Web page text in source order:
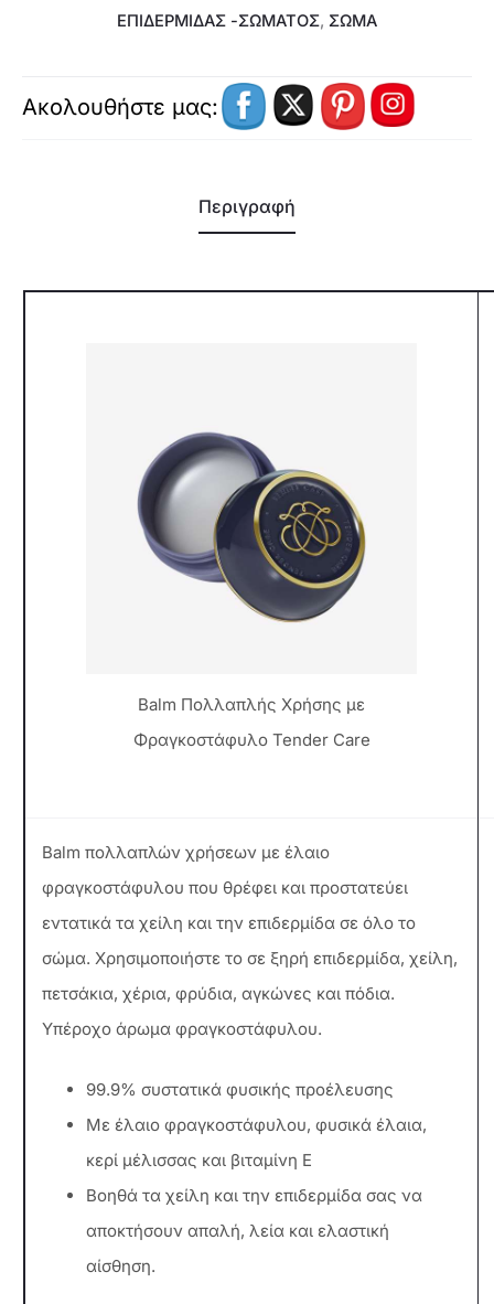
ΕΠΙΔΕΡΜΊΔΑΣ -ΣΏΜΑΤΟΣ, ΣΩΜΑ
Ακολουθήστε μας:
Περιγραφή
Balm Πολλαπλής Χρήσης με
Φραγκοστάφυλο Tender Care
Βalm πολλαπλών χρήσεων με έλαιο
φραγκοστάφυλου που θρέφει και προστατεύει
εντατικά τα χείλη και την επιδερμίδα σε όλο το
σώμα. Χρησιμοποιήστε το σε ξηρή επιδερμίδα, χείλη,
πετσάκια, χέρια, φρύδια, αγκώνες και πόδια.
Υπέροχο άρωμα φραγκοστάφυλου.
99.9% συστατικά φυσικής προέλευσης
Με έλαιο φραγκοστάφυλου, φυσικά έλαια,
κερί μέλισσας και βιταμίνη Ε
Βοηθά τα χείλη και την επιδερμίδα σας να
αποκτήσουν απαλή, λεία και ελαστική
αίσθηση.